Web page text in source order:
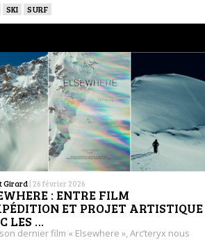
SKI SURF
Girard | 26 février 2026
: ENTRE FILM
ET PROJET ARTISTIQUE
LES …
dernier film « Elsewhere », Arc’teryx nous